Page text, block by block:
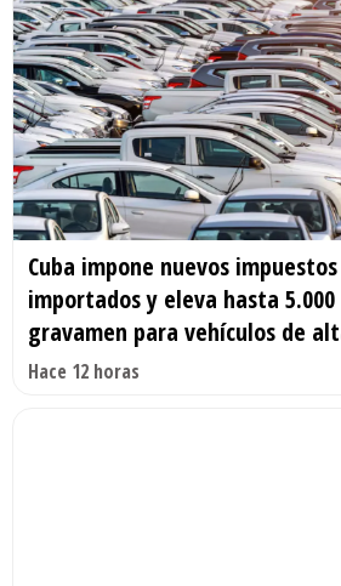
Cuba impone nuevos
importados y eleva hasta
gravamen para vehículos de
Hace 12 horas